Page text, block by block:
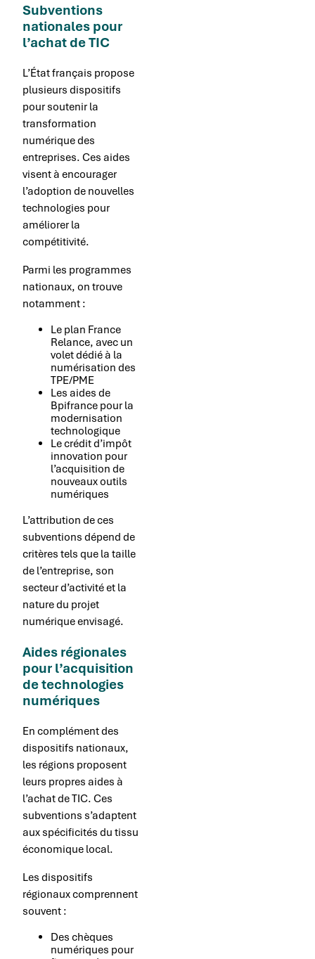
Subventions
nationales pour
l’achat de TIC
L’État français propose
plusieurs dispositifs
pour soutenir la
transformation
numérique des
entreprises. Ces aides
visent à encourager
l’adoption de nouvelles
technologies pour
améliorer la
compétitivité.
Parmi les programmes
nationaux, on trouve
notamment :
Le plan France
Relance, avec un
volet dédié à la
numérisation des
TPE/PME
Les aides de
Bpifrance pour la
modernisation
technologique
Le crédit d’impôt
innovation pour
l’acquisition de
nouveaux outils
numériques
L’attribution de ces
subventions dépend de
critères tels que la taille
de l’entreprise, son
secteur d’activité et la
nature du projet
numérique envisagé.
Aides régionales
pour l’acquisition
de technologies
numériques
En complément des
dispositifs nationaux,
les régions proposent
leurs propres aides à
l’achat de TIC. Ces
subventions s’adaptent
aux spécificités du tissu
économique local.
Les dispositifs
régionaux comprennent
souvent :
Des chèques
numériques pour